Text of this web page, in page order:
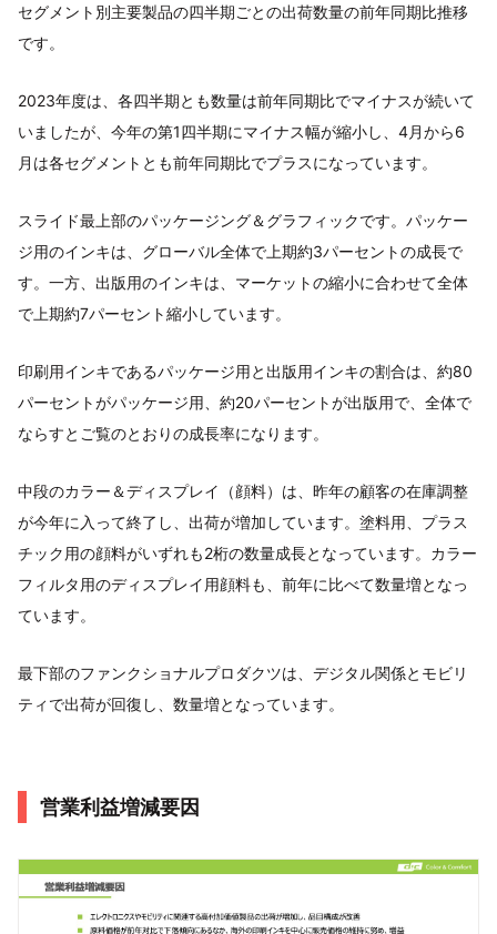
セグメント別主要製品の四半期ごとの出荷数量の前年同期比推移
です。
2023年度は、各四半期とも数量は前年同期比でマイナスが続いて
いましたが、今年の第1四半期にマイナス幅が縮小し、4月から6
月は各セグメントとも前年同期比でプラスになっています。
スライド最上部のパッケージング＆グラフィックです。パッケー
ジ用のインキは、グローバル全体で上期約3パーセントの成長で
す。一方、出版用のインキは、マーケットの縮小に合わせて全体
で上期約7パーセント縮小しています。
印刷用インキであるパッケージ用と出版用インキの割合は、約80
パーセントがパッケージ用、約20パーセントが出版用で、全体で
ならすとご覧のとおりの成長率になります。
中段のカラー＆ディスプレイ（顔料）は、昨年の顧客の在庫調整
が今年に入って終了し、出荷が増加しています。塗料用、プラス
チック用の顔料がいずれも2桁の数量成長となっています。カラー
フィルタ用のディスプレイ用顔料も、前年に比べて数量増となっ
ています。
最下部のファンクショナルプロダクツは、デジタル関係とモビリ
ティで出荷が回復し、数量増となっています。
営業利益増減要因